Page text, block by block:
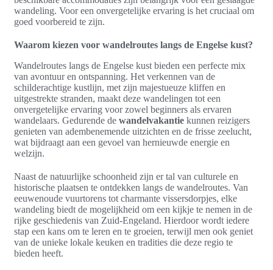
wandeling. Voor een onvergetelijke ervaring is het cruciaal om
goed voorbereid te zijn.
Waarom kiezen voor wandelroutes langs de Engelse kust?
Wandelroutes langs de Engelse kust bieden een perfecte mix
van avontuur en ontspanning. Het verkennen van de
schilderachtige kustlijn, met zijn majestueuze kliffen en
uitgestrekte stranden, maakt deze wandelingen tot een
onvergetelijke ervaring voor zowel beginners als ervaren
wandelaars. Gedurende de wandelvakantie kunnen reizigers
genieten van adembenemende uitzichten en de frisse zeelucht,
wat bijdraagt aan een gevoel van hernieuwde energie en
welzijn.
Naast de natuurlijke schoonheid zijn er tal van culturele en
historische plaatsen te ontdekken langs de wandelroutes. Van
eeuwenoude vuurtorens tot charmante vissersdorpjes, elke
wandeling biedt de mogelijkheid om een kijkje te nemen in de
rijke geschiedenis van Zuid-Engeland. Hierdoor wordt iedere
stap een kans om te leren en te groeien, terwijl men ook geniet
van de unieke lokale keuken en tradities die deze regio te
bieden heeft.